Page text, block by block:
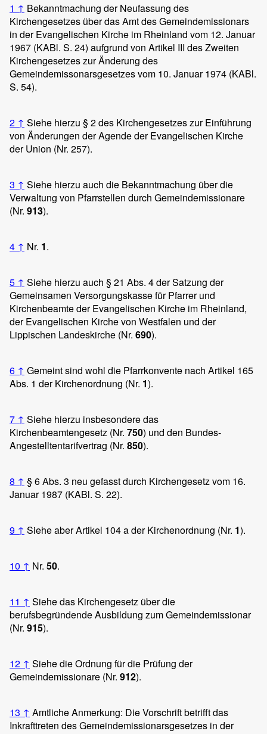
1 ↑ Bekanntmachung der Neufassung des
Kirchengesetzes über das Amt des Gemeindemissionars
in der Evangelischen Kirche im Rheinland vom 12. Januar
1967 (KABl. S. 24) aufgrund von Artikel III des Zweiten
Kirchengesetzes zur Änderung des
Gemeindemissonarsgesetzes vom 10. Januar 1974 (KABl.
S. 54).
2 ↑ Siehe hierzu § 2 des Kirchengesetzes zur Einführung
von Änderungen der Agende der Evangelischen Kirche
der Union (Nr. 257).
3 ↑ Siehe hierzu auch die Bekanntmachung über die
Verwaltung von Pfarrstellen durch Gemeindemissionare
(Nr. 913).
4 ↑ Nr. 1.
5 ↑ Siehe hierzu auch § 21 Abs. 4 der Satzung der
Gemeinsamen Versorgungskasse für Pfarrer und
Kirchenbeamte der Evangelischen Kirche im Rheinland,
der Evangelischen Kirche von Westfalen und der
Lippischen Landeskirche (Nr. 690).
6 ↑ Gemeint sind wohl die Pfarrkonvente nach Artikel 165
Abs. 1 der Kirchenordnung (Nr. 1).
7 ↑ Siehe hierzu insbesondere das
Kirchenbeamtengesetz (Nr. 750) und den Bundes-
Angestelltentarifvertrag (Nr. 850).
8 ↑ § 6 Abs. 3 neu gefasst durch Kirchengesetz vom 16.
Januar 1987 (KABl. S. 22).
9 ↑ Siehe aber Artikel 104 a der Kirchenordnung (Nr. 1).
10 ↑ Nr. 50.
11 ↑ Siehe das Kirchengesetz über die
berufsbegründende Ausbildung zum Gemeindemissionar
(Nr. 915).
12 ↑ Siehe die Ordnung für die Prüfung der
Gemeindemissionare (Nr. 912).
13 ↑ Amtliche Anmerkung: Die Vorschrift betrifft das
Inkrafttreten des Gemeindemissionarsgesetzes in der